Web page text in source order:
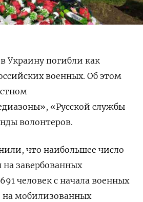
Украину погибли как
военных. Об этом
«Русской службы
волонтеров.
что наибольшее число
завербованных
человек с начала военных
на мобилизованных